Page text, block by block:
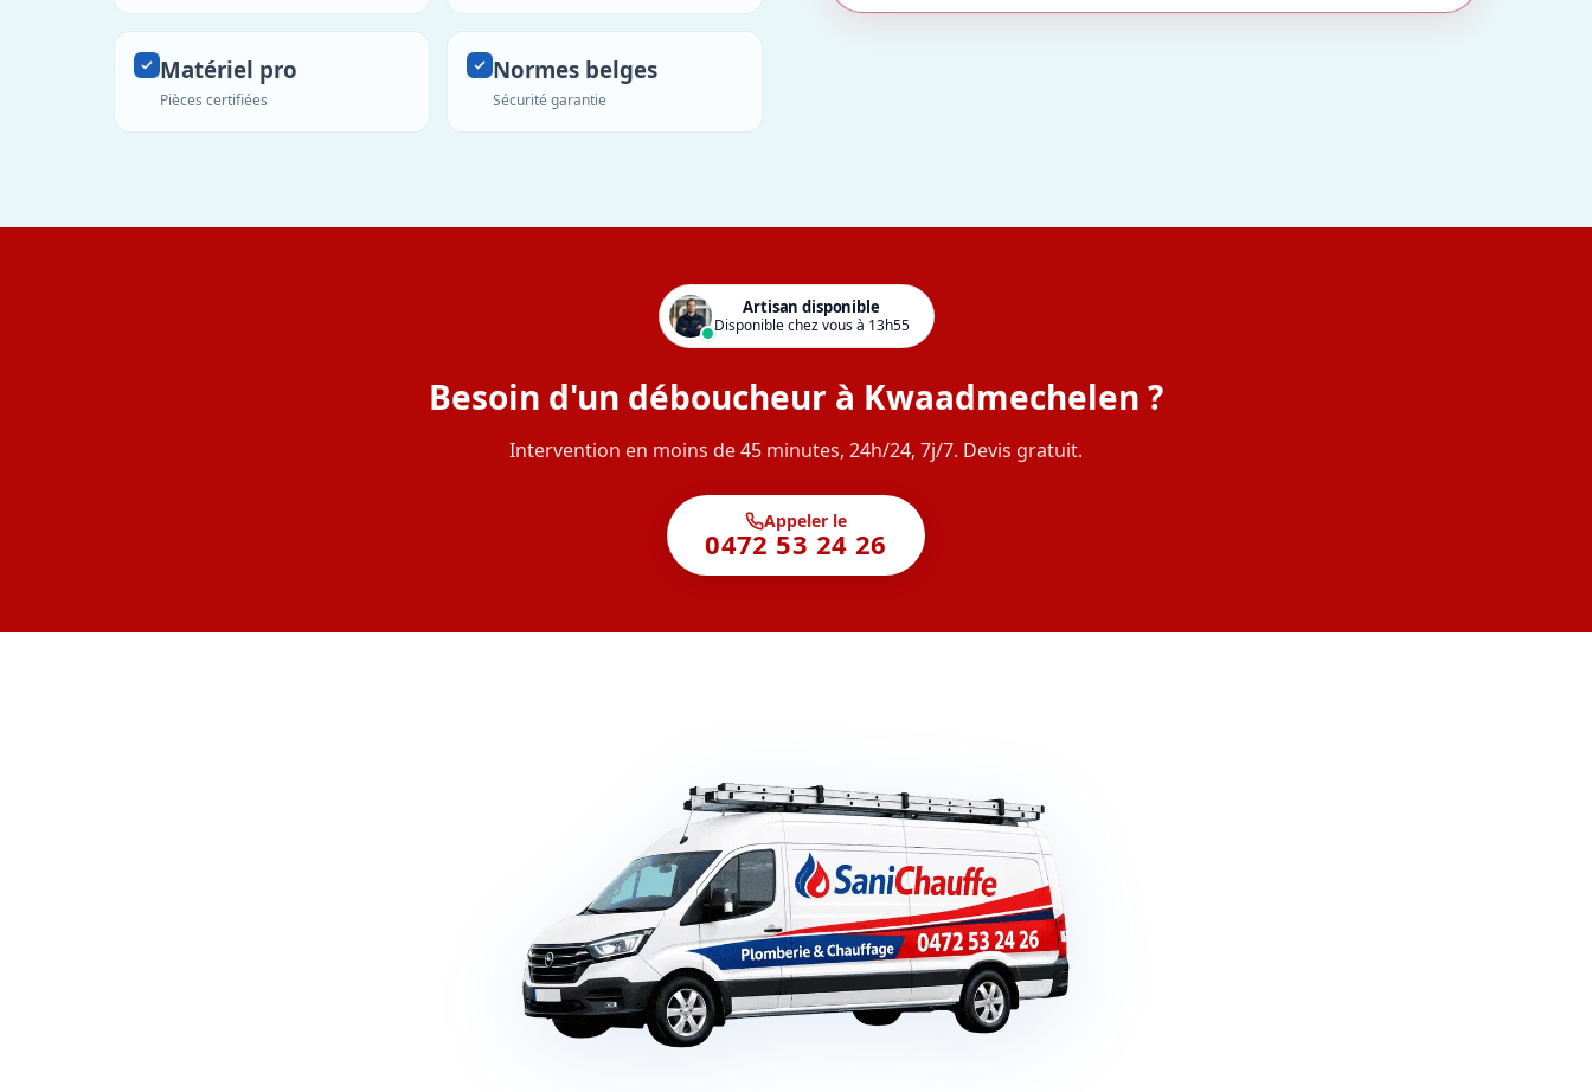
Matériel pro
Pièces certifiées
Normes belges
Sécurité garantie
Artisan disponible
Disponible chez vous à 13h55
Besoin d'un déboucheur à Kwaadmechelen ?
Intervention en moins de 45 minutes, 24h/24, 7j/7. Devis gratuit.
Appeler le
0472 53 24 26